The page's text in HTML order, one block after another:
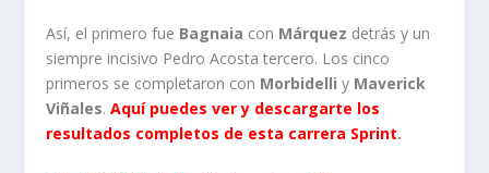
Así, el primero fue Bagnaia con Márquez detrás y un
siempre incisivo Pedro Acosta tercero. Los cinco
primeros se completaron con Morbidelliy Maverick
Viñales.Aquí puedes ver y descargarte los
resultados completos de esta carrera Sprint.